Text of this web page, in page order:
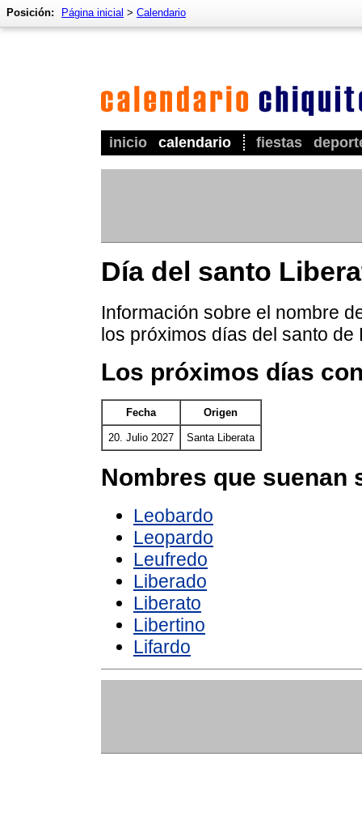
inicio calendario fiestas
Posición: Página inicial > Calendario
Día del santo
Información sobre el nombre
los próximos días del santo de
Los próximos días
Fecha Origen
20. Julio 2027 Santa Liberata
Nombres que suenan
Leobardo
Leopardo
Leufredo
Liberado
Liberato
Libertino
Lifardo